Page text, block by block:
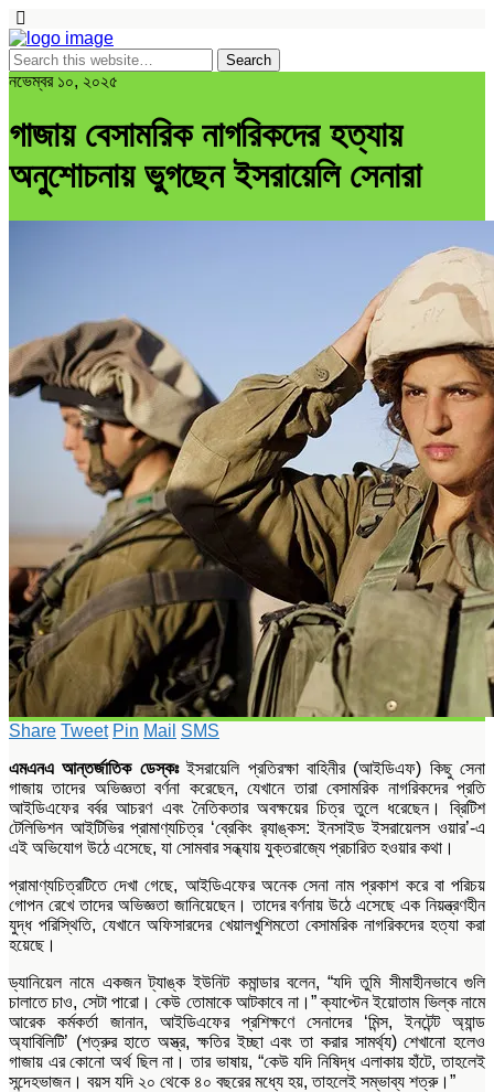
নভেম্বর ১০, ২০২৫
গাজায় বেসামরিক নাগরিকদের হত্যায়
অনুশোচনায় ভুগছেন ইসরায়েলি সেনারা
Share Tweet Pin Mail SMS
এমএনএ আন্তর্জাতিক ডেস্কঃইসরায়েলি প্রতিরক্ষা বাহিনীর (আইডিএফ) কিছু সেনা
গাজায় তাদের অভিজ্ঞতা বর্ণনা করেছেন, যেখানে তারা বেসামরিক নাগরিকদের প্রতি
আইডিএফের বর্বর আচরণ এবং নৈতিকতার অবক্ষয়ের চিত্র তুলে ধরেছেন। ব্রিটিশ
টেলিভিশন আইটিভির প্রামাণ্যচিত্র ‘ব্রেকিং র‌্যাঙ্কস: ইনসাইড ইসরায়েলস ওয়ার’-এ
এই অভিযোগ উঠে এসেছে, যা সোমবার সন্ধ্যায় যুক্তরাজ্যে প্রচারিত হওয়ার কথা।
প্রামাণ্যচিত্রটিতে দেখা গেছে, আইডিএফের অনেক সেনা নাম প্রকাশ করে বা পরিচয়
গোপন রেখে তাদের অভিজ্ঞতা জানিয়েছেন। তাদের বর্ণনায় উঠে এসেছে এক নিয়ন্ত্রণহীন
যুদ্ধ পরিস্থিতি, যেখানে অফিসারদের খেয়ালখুশিমতো বেসামরিক নাগরিকদের হত্যা করা
হয়েছে।
ড্যানিয়েল নামে একজন ট্যাঙ্ক ইউনিট কমান্ডার বলেন, “যদি তুমি সীমাহীনভাবে গুলি
চালাতে চাও, সেটা পারো। কেউ তোমাকে আটকাবে না।” ক্যাপ্টেন ইয়োতাম ভিল্ক নামে
আরেক কর্মকর্তা জানান, আইডিএফের প্রশিক্ষণে সেনাদের ‘মিন্স, ইনটেন্ট অ্যান্ড
অ্যাবিলিটি’ (শত্রুর হাতে অস্ত্র, ক্ষতির ইচ্ছা এবং তা করার সামর্থ্য) শেখানো হলেও
গাজায় এর কোনো অর্থ ছিল না। তার ভাষায়, “কেউ যদি নিষিদ্ধ এলাকায় হাঁটে, তাহলেই
সন্দেহভাজন। বয়স যদি ২০ থেকে ৪০ বছরের মধ্যে হয়, তাহলেই সম্ভাব্য শত্রু।”